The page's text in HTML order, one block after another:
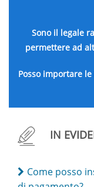
Sono il legale
permettere ad
Posso importare
IN
Come posso